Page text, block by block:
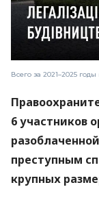
Всего за 2021–2025
6 участников
преступным
крупных